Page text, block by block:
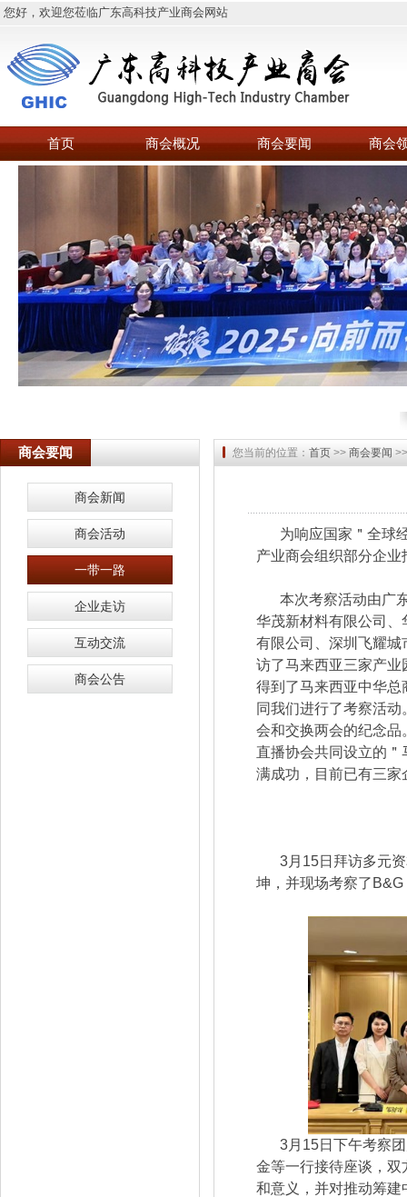
您好，欢迎您莅临广东高科技产业商会网站
首页 商会概况 商会要闻 商会
商会要闻 您当前的位置： 首页 >> 商会要闻
商会新闻
商会活动
一带一路
企业走访
互动交流
商会公告
为响应国家＂全球
产业商会组织部分企
本次考察活动由广
华茂新材料有限公司
有限公司、深圳飞耀
访了马来西亚三家产
得到了马来西亚中华
同我们进行了考察活
会和交换两会的纪念
直播协会共同设立的
满成功，目前已有三
3月15日拜访多元
坤，并现场考察了
3月15日下午考察
金等一行接待座谈，
和意义，并对推动筹